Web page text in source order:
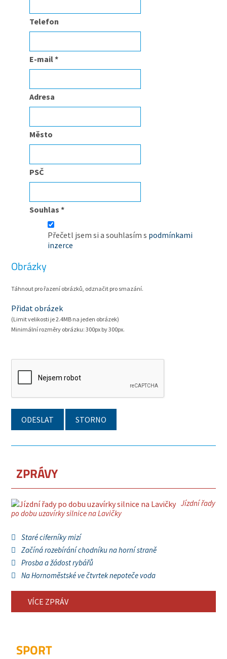
Telefon
E-mail*
Adresa
Město
PSČ
Souhlas *
Přečetl jsem si a souhlasím s podmínkami
inzerce
Obrázky
Táhnout pro řazení obrázků, odznačit pro smazání.
Přidat obrázek
(Limit velikosti je 2.4MB na jeden obrázek)
Minimální rozměry obrázku: 300px by 300px.
ZPRÁVY
Jízdní řady
po dobu uzavírky silnice na Lavičky
Staré ciferníky mizí
Začíná rozebírání chodníku na horní straně
Prosba a žádost rybářů
Na Hornoměstské ve čtvrtek nepoteče voda
VÍCE ZPRÁV
SPORT